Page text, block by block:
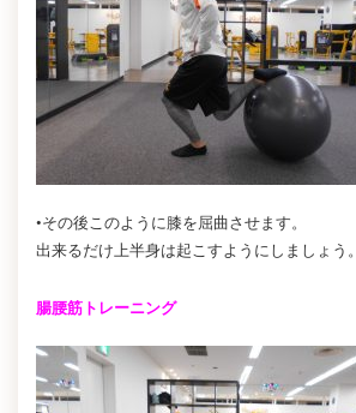
•その後このように膝を屈曲させます。
出来るだけ上半身は起こすようにしましょう。
腸腰筋トレーニング